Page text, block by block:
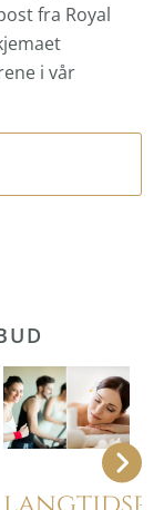
fra Royal
i vår